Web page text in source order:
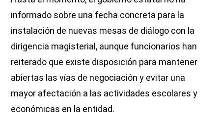
informado sobre una fecha concreta para la
instalación de nuevas mesas de diálogo con la
dirigencia magisterial, aunque funcionarios han
reiterado que existe disposición para mantener
abiertas las vías de negociación y evitar una
mayor afectación a las actividades escolares y
económicas en la entidad.